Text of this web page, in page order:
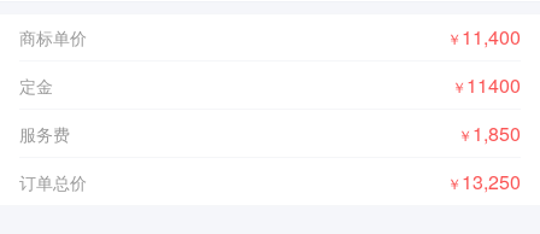
商标单价 ￥ 11,400
定金 ￥ 11400
服务费 ￥ 1,850
订单总价 ￥ 13,250